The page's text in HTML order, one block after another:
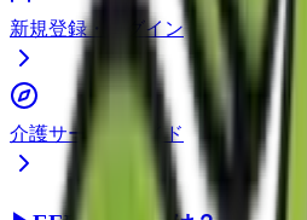
新規登録・ログイン
介護サービスガイド